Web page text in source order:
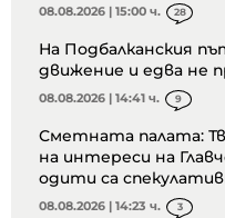
08.08.2026 | 15:00 ч. 28
На Подбалканския
движение и едва не
08.08.2026 | 14:41 ч. 9
Сметната палата:
на интереси на
одити са
08.08.2026 | 14:23 ч. 3